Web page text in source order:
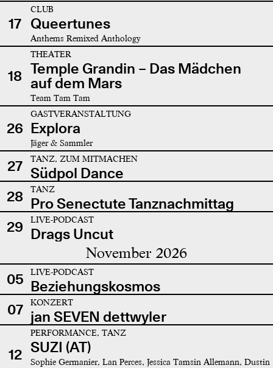
17
CLUB
Queertunes
Anthems Remixed Anthology
18
THEATER
Temple Grandin – Das Mädchen
auf dem Mars
Team Tam Tam
26
GASTVERANSTALTUNG
Explora
Jäger & Sammler
27 TANZ, ZUM MITMACHEN
Südpol Dance
28
TANZ
Pro Senectute Tanznachmittag
29
LIVE-PODCAST
Drags Uncut
November 2026
05 LIVE-PODCAST
Beziehungskosmos
07
KONZERT
jan SEVEN dettwyler
12
PERFORMANCE, TANZ
SUZI (AT)
Sophie Germanier, Lan Perces, Jessica Tamsin Allemann, Dustin